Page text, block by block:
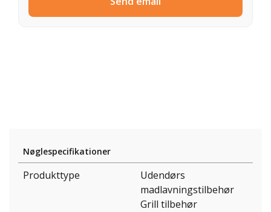
Nøglespecifikationer
Produkttype
Udendørs
madlavningstilbehør
Grill tilbehør